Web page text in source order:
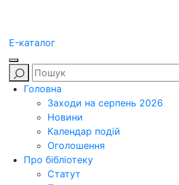
E-каталог
Головна
Заходи на серпень 2026
Новини
Календар подій
Оголошення
Про бібліотеку
Статут